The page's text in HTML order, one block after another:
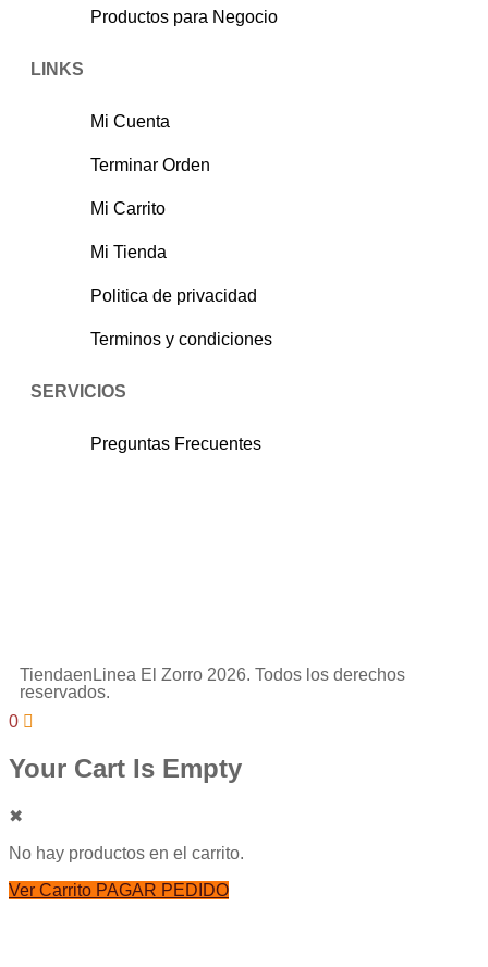
Productos para Negocio
LINKS
Mi Cuenta
Terminar Orden
Mi Carrito
Mi Tienda
Politica de privacidad
Terminos y condiciones
SERVICIOS
Preguntas Frecuentes
TiendaenLinea El Zorro 2026. Todos los derechos
reservados.
0
Your Cart Is Empty
✖
No hay productos en el carrito.
Ver Carrito PAGAR PEDIDO